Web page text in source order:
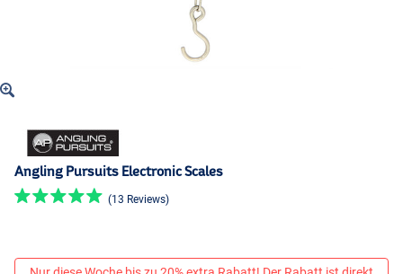
Angling Pursuits Electronic Scales
(13 Reviews)